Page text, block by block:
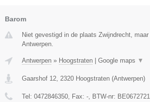
Barom
Niet gevestigd in de plaats Zwijndrecht,
Antwerpen.
Antwerpen » Hoogstraten Google maps ▼
Gaarshof 12 2320 Hoogstraten (Antwerpen)
Tel: 0472846350 , Fax: - , BTW-nr: